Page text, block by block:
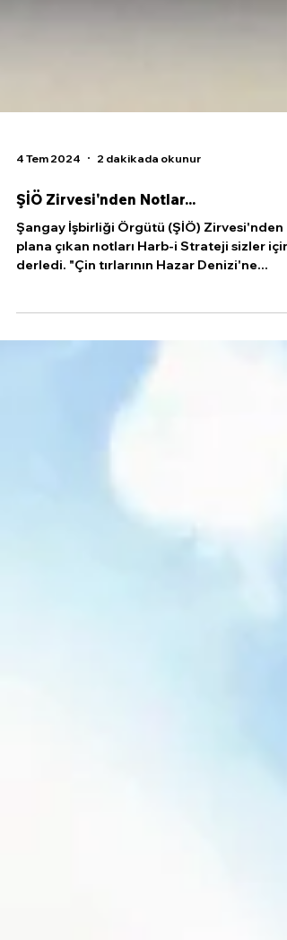
4 Tem 2024 2 dakikada okunur
ŞİÖ Zirvesi'nden Notlar...
plana çıkan notları Harb-i Strateji sizler için
derledi. "Çin tırlarının Hazar Denizi'ne...